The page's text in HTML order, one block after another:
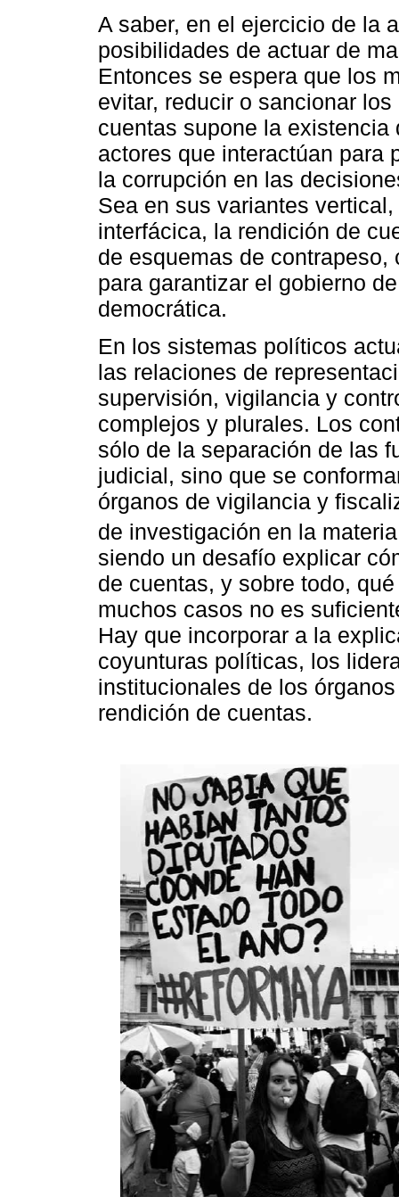
A saber, en el ejercicio de la
posibilidades de actuar de
Entonces se espera que los
evitar, reducir o sancionar
cuentas supone la
actores que interactúan para
la corrupción en las
Sea en sus variantes
interfácica, la rendición de
de esquemas de
para garantizar el gobierno
democrática.
En los sistemas políticos
las relaciones de
supervisión, vigilancia y
complejos y plurales. Los
sólo de la separación de las
judicial, sino que se
órganos de vigilancia y
de investigación en la
siendo un desafío explicar
de cuentas, y sobre todo,
muchos casos no es
Hay que incorporar a la
coyunturas políticas, los
institucionales de los
rendición de cuentas.